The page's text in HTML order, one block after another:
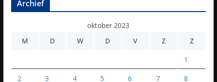
Archief
oktober 2023
M
D W D V Z Z
1
2 3 4 5 6 7 8